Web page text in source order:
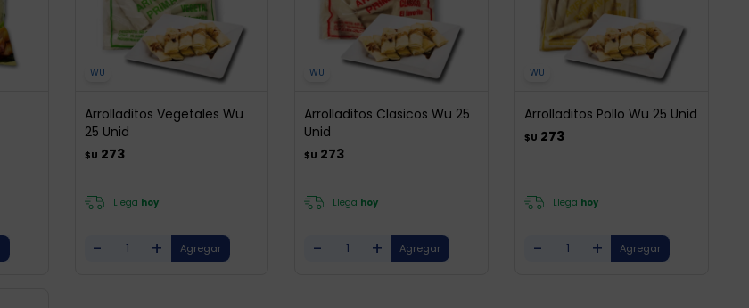
WU
Arrolladitos Vegetales Wu
25 Unid
$U 273
Llega hoy
- +
WU
Arrolladitos Clasicos Wu 25
Unid
$U 273
Llega hoy
- +
WU
Arrolladitos Pollo Wu 25 Unid
$U 273
Llega hoy
- +